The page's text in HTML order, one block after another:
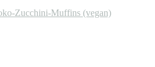
Zucchini-Muffins (vegan)